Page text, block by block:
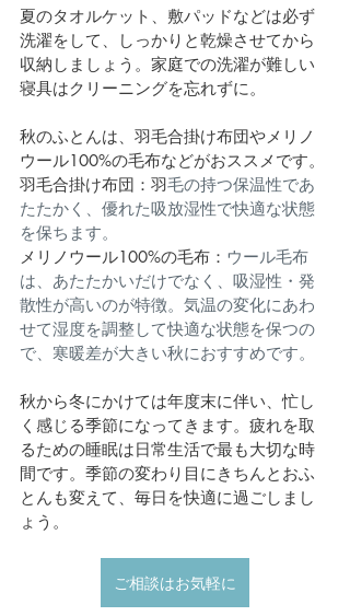
夏のタオルケット、敷パッドなどは必ず
洗濯をして、しっかりと乾燥させてから
収納しましょう。家庭での洗濯が難しい
寝具はクリーニングを忘れずに。
秋のふとんは、羽毛合掛け布団やメリノ
ウール100%の毛布などがおススメです。
羽毛合掛け布団：羽毛の持つ保温性であ
たたかく、優れた吸放湿性で快適な状態
を保ちます。
メリノウール100%の毛布： ウール毛布
は、あたたかいだけでなく、吸湿性・発
散性が高いのが特徴。気温の変化にあわ
せて湿度を調整して快適な状態を保つの
で、寒暖差が大きい秋におすすめです。
秋から冬にかけては年度末に伴い、忙し
く感じる季節になってきます。疲れを取
るための睡眠は日常生活で最も大切な時
間です。季節の変わり目にきちんとおふ
とんも変えて、毎日を快適に過ごしまし
ょう。
ご相談はお気軽に